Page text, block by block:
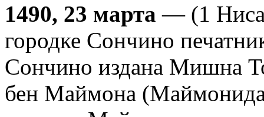
1490, 23 марта — (1
городке Сончино
Сончино издана Мишна
бен Маймона